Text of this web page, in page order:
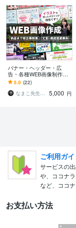
バナー・ヘッダー・広
告・各種WEB画像制作承
ります 丁寧なヒアリング
でイメージに合ったデザ
インをご提案！
5.0 (22)
なまこ先生｜デザイン×思考整理
5,000 円
ご利用ガイ
サービスの
や、ココナ
など、ココナ
お支払い方法